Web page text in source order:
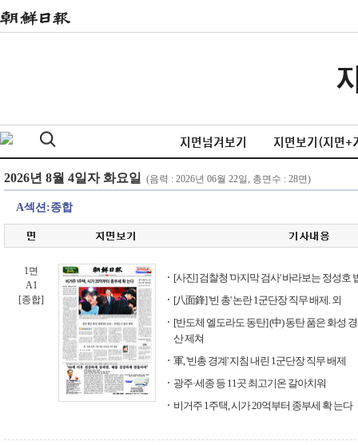
지면넘겨보기 지면보기(지면+
A섹션:종합
1면
A1
[종합]
[사진] 검찰청 '마지막 검사' 바라보는 정성호
[八面鋒] '빈 총' 논란 1군단장 직무 배제. 외
[반도체 엘도라도 동탄] (中) 동탄 품은 화성
산 제쳐
軍, '빈총 경계' 지침 내린 1군단장 직무 배제
광주·세종 등 11곳 최고기온 갈아치워
비거주 1주택, 시가 20억부터 종부세 확 는다